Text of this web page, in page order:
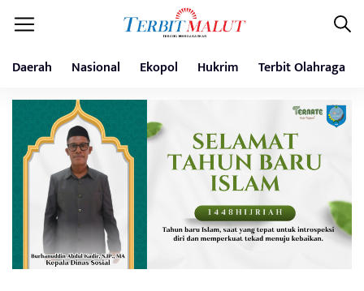
Daerah Nasional Ekopol Hukrim Terbit Olahraga